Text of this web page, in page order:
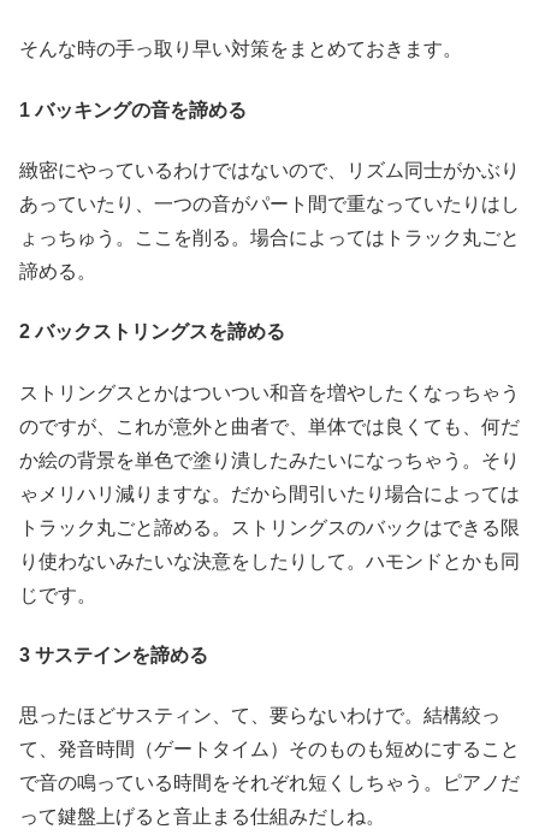
そんな時の手っ取り早い対策をまとめておきます。
1 バッキングの音を諦める
緻密にやっているわけではないので、リズム同士がかぶり
あっていたり、一つの音がパート間で重なっていたりはし
ょっちゅう。ここを削る。場合によってはトラック丸ごと
諦める。
2 バックストリングスを諦める
ストリングスとかはついつい和音を増やしたくなっちゃう
のですが、これが意外と曲者で、単体では良くても、何だ
か絵の背景を単色で塗り潰したみたいになっちゃう。そり
ゃメリハリ減りますな。だから間引いたり場合によっては
トラック丸ごと諦める。ストリングスのバックはできる限
り使わないみたいな決意をしたりして。ハモンドとかも同
じです。
3 サステインを諦める
思ったほどサスティン、て、要らないわけで。結構絞っ
て、発音時間（ゲートタイム）そのものも短めにすること
で音の鳴っている時間をそれぞれ短くしちゃう。ピアノだ
って鍵盤上げると音止まる仕組みだしね。